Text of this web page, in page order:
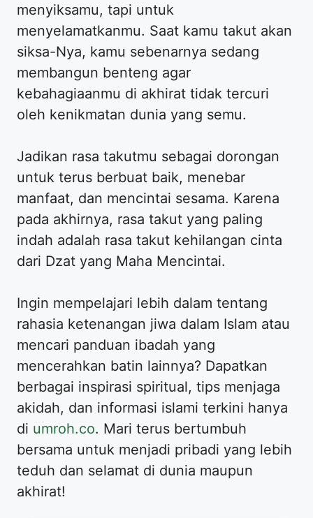
menyiksamu, tapi untuk
menyelamatkanmu. Saat kamu takut akan
siksa-Nya, kamu sebenarnya sedang
membangun benteng agar
kebahagiaanmu di akhirat tidak tercuri
oleh kenikmatan dunia yang semu.
Jadikan rasa takutmu sebagai dorongan
untuk terus berbuat baik, menebar
manfaat, dan mencintai sesama. Karena
pada akhirnya, rasa takut yang paling
indah adalah rasa takut kehilangan cinta
dari Dzat yang Maha Mencintai.
Ingin mempelajari lebih dalam tentang
rahasia ketenangan jiwa dalam Islam atau
mencari panduan ibadah yang
mencerahkan batin lainnya? Dapatkan
berbagai inspirasi spiritual, tips menjaga
akidah, dan informasi islami terkini hanya
di umroh.co. Mari terus bertumbuh
bersama untuk menjadi pribadi yang lebih
teduh dan selamat di dunia maupun
akhirat!